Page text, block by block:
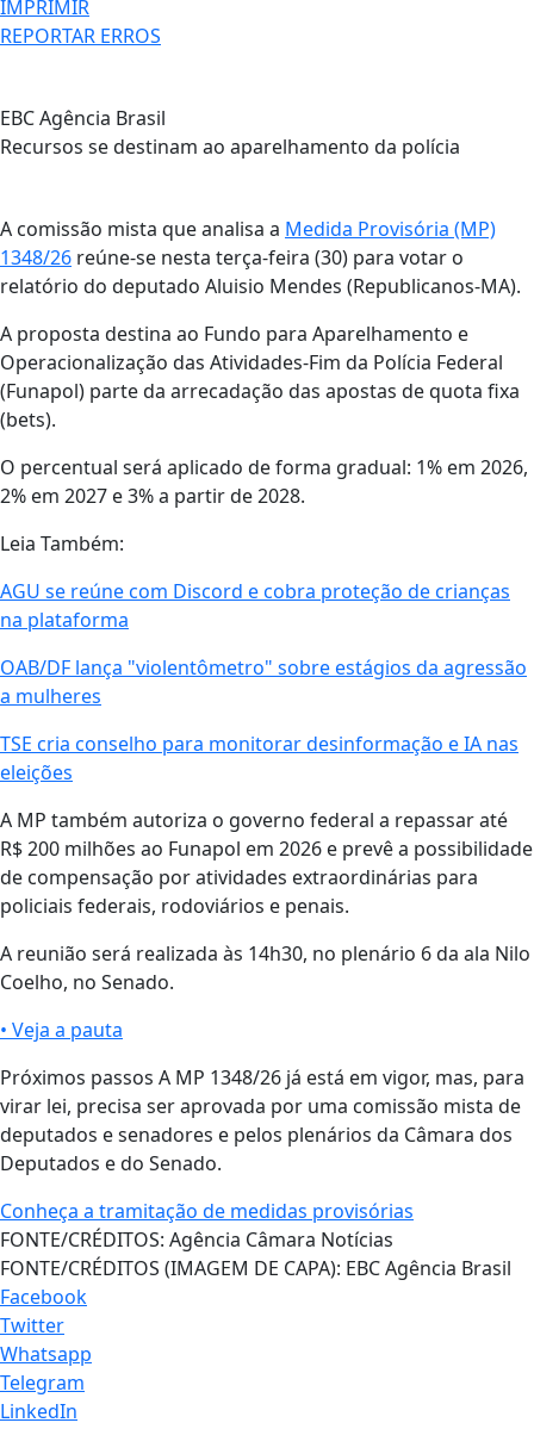
IMPRIMIR
REPORTAR ERROS
EBC Agência Brasil
Recursos se destinam ao aparelhamento da polícia
A comissão mista que analisa a Medida Provisória (MP)
1348/26 reúne-se nesta terça-feira (30) para votar o
relatório do deputado Aluisio Mendes (Republicanos-MA).
A proposta destina ao Fundo para Aparelhamento e
Operacionalização das Atividades-Fim da Polícia Federal
(Funapol) parte da arrecadação das apostas de quota fixa
(bets).
O percentual será aplicado de forma gradual: 1% em 2026,
2% em 2027 e 3% a partir de 2028.
Leia Também:
AGU se reúne com Discord e cobra proteção de crianças
na plataforma
OAB/DF lança "violentômetro" sobre estágios da agressão
a mulheres
TSE cria conselho para monitorar desinformação e IA nas
eleições
A MP também autoriza o governo federal a repassar até
R$ 200 milhões ao Funapol em 2026 e prevê a possibilidade
de compensação por atividades extraordinárias para
policiais federais, rodoviários e penais.
A reunião será realizada às 14h30, no plenário 6 da ala Nilo
Coelho, no Senado.
• Veja a pauta
Próximos passos A MP 1348/26 já está em vigor, mas, para
virar lei, precisa ser aprovada por uma comissão mista de
deputados e senadores e pelos plenários da Câmara dos
Deputados e do Senado.
Conheça a tramitação de medidas provisórias
FONTE/CRÉDITOS: Agência Câmara Notícias
FONTE/CRÉDITOS (IMAGEM DE CAPA): EBC Agência Brasil
Facebook
Twitter
Whatsapp
Telegram
LinkedIn